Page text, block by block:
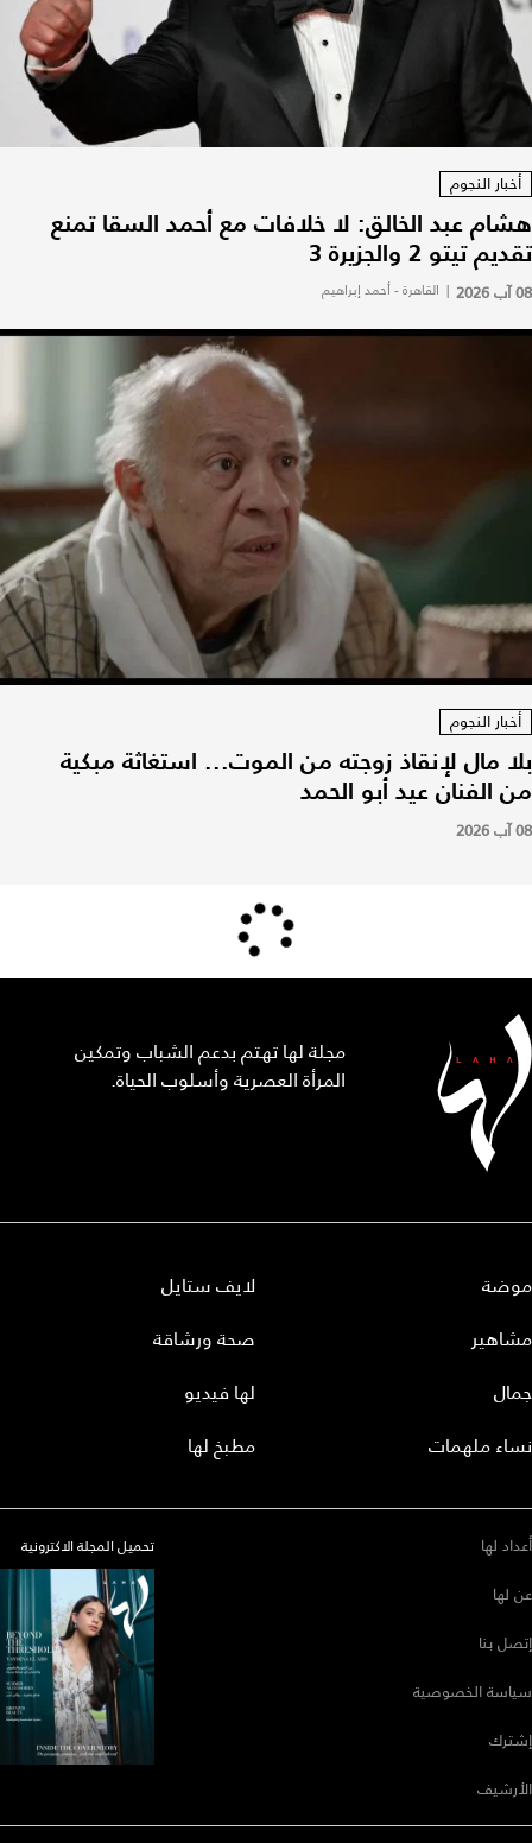
أخبار النجوم
هشام عبد الخالق: لا خلافات مع أحمد السقا تمنع
تقديم تيتو 2 والجزيرة 3
08 آب 2026 | القاهرة - أحمد إبراهيم
أخبار النجوم
بلا مال لإنقاذ زوجته من الموت... استغاثة مبكية
من الفنان عيد أبو الحمد
08 آب 2026
مجلة لها تهتم بدعم الشباب وتمكين
المرأة العصرية وأسلوب الحياة.
موضة
مشاهير
جمال
نساء ملهمات
لايف ستايل
صحة ورشاقة
لها فيديو
مطبخ لها
أعداد لها
عن لها
إتصل بنا
سياسة الخصوصية
إشترك
الأرشيف
تحميل المجلة الاكترونية